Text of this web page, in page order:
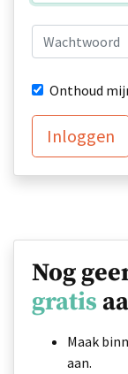
Onthoud
Inloggen
Nog
gratis
Maak
aan.